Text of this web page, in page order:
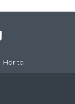
Harita